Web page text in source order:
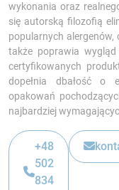
wykonania oraz
się autorską filozofią
popularnych
także poprawia
certyfikowanych
dopełnia dbałość o
opakowań
najbardziej
+48
502
834